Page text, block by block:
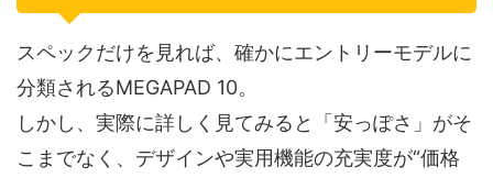
スペックだけを見れば、確かにエントリーモデルに
分類されるMEGAPAD 10。
しかし、実際に詳しく見てみると「安っぽさ」がそ
こまでなく、デザインや実用機能の充実度が“価格